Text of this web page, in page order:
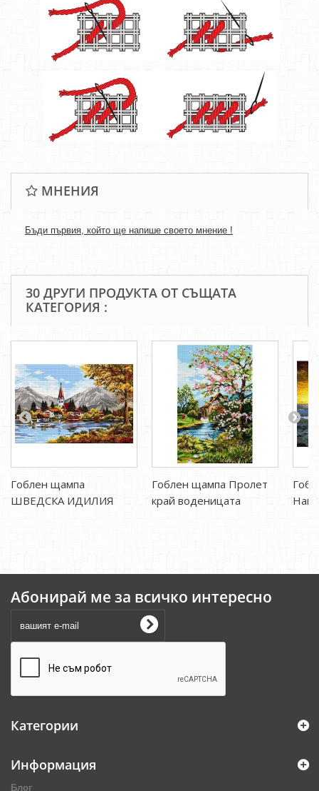
МНЕНИЯ
Бъди първия, който ще напише своето мнение !
30 ДРУГИ ПРОДУКТА ОТ СЪЩАТА
КАТЕГОРИЯ :
Гоблен щампа
ШВЕДСКА ИДИЛИЯ
Гоблен щампа Пролет
край воденицата
Абонирай ме за всичко интересно
Категории
Информация
Блог